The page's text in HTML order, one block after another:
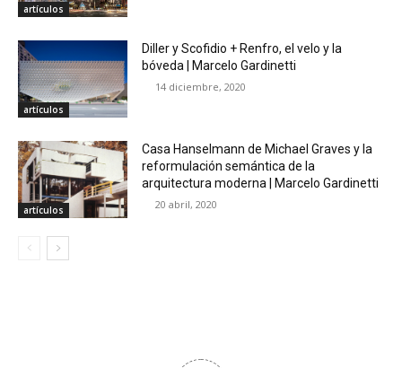
artículos
artículos
Diller y Scofidio + Renfro, el velo y la
bóveda | Marcelo Gardinetti
14 diciembre, 2020
artículos
Casa Hanselmann de Michael Graves y la
reformulación semántica de la
arquitectura moderna | Marcelo Gardinetti
20 abril, 2020